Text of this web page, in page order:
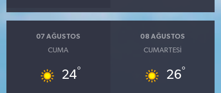
07 AĞUSTOS
CUMA
24°
08 AĞUSTOS
CUMARTESI
26°